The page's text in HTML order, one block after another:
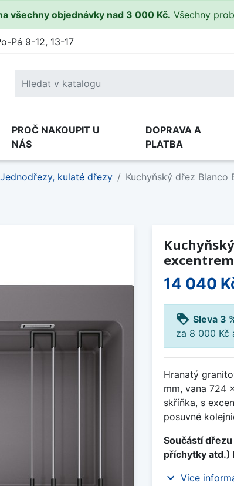
všechny objednávky nad 3 000 Kč. Všechny
Pá 9-12, 13-17
PROČ NAKOUPIT U
NÁS
DOPRAVA A
PLATBA
Jednodřezy, kulaté dřezy Kuchyňský dřez Blanco
excentrem
14 040
loyalty Sleva 3
za 8 000 Kč
Hranatý
mm, vana 724
skříňka, s
posuvné
Součástí
příchytky atd.)
expand_more Více